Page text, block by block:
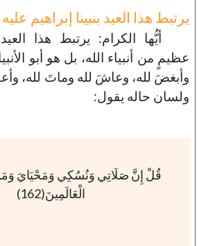
يرتبط هذا العيد بنبينا إبراهيم
أيُّها الكرام: يرتبط هذا
عظيمٍ من أنبياء الله، بل هو أبو
وأبغضَ لله، وعاشَ لله وماتَ لله،
ولسان حاله يقول:
قُلْ إِنَّ صَلَاتِي وَنُسُكِي وَمَحْيَايَ
الْعَالَمِينَ(162)